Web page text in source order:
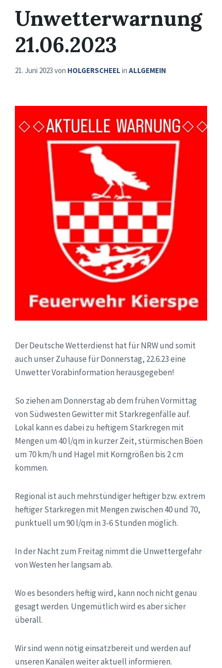
Unwetterwarnung
21.06.2023
21. Juni 2023 von HOLGERSCHEEL in ALLGEMEIN
Der Deutsche Wetterdienst hat für NRW und somit
auch unser Zuhause für Donnerstag, 22.6.23 eine
Unwetter Vorabinformation herausgegeben!
So ziehen am Donnerstag ab dem frühen Vormittag
von Südwesten Gewitter mit Starkregenfälle auf.
Lokal kann es dabei zu heftigem Starkregen mit
Mengen um 40 l/qm in kurzer Zeit, stürmischen Böen
um 70 km/h und Hagel mit Korngrößen bis 2 cm
kommen.
Regional ist auch mehrstündiger heftiger bzw. extrem
heftiger Starkregen mit Mengen zwischen 40 und 70,
punktuell um 90 l/qm in 3-6 Stunden möglich.
In der Nacht zum Freitag nimmt die Unwettergefahr
von Westen her langsam ab.
Wo es besonders heftig wird, kann noch nicht genau
gesagt werden. Ungemütlich wird es aber sicher
überall.
Wir sind wenn nötig einsatzbereit und werden auf
unseren Kanälen weiter aktuell informieren.